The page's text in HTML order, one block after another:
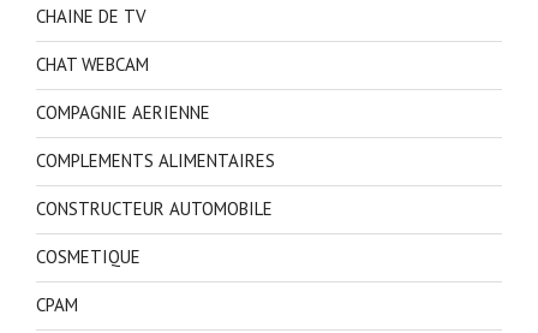
CHAINE DE TV
CHAT WEBCAM
COMPAGNIE AERIENNE
COMPLEMENTS ALIMENTAIRES
CONSTRUCTEUR AUTOMOBILE
COSMETIQUE
CPAM